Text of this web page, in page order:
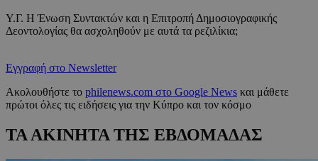
Υ.Γ. Η Ένωση Συντακτών και η Επιτροπή Δημοσιογραφικής
Δεοντολογίας θα ασχοληθούν με αυτά τα ρεζιλίκια;
Εγγραφή στο Newsletter
Ακολουθήστε το philenews.com στο Google News και μάθετε
πρώτοι όλες τις ειδήσεις για την Κύπρο και τον κόσμο
ΤΑ ΑΚΙΝΗΤΑ ΤΗΣ ΕΒΔΟΜΑΔΑΣ